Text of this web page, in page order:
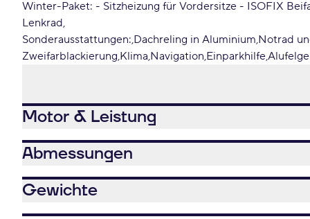
Winter-Paket: - Sitzheizung für Vordersitze - ISOFIX
Lenkrad
Sonderausstattungen: Dachreling in Aluminium Notrad
Zweifarblackierung Klima Navigation Einparkhilfe
Motor & Leistung
Abmessungen
Gewichte